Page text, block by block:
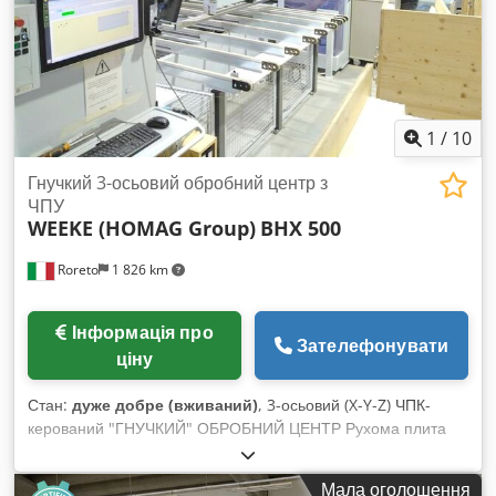
1 / 10
Roreto 1 826 km
Гнучкий 3-осьовий обробний центр з
ЧПУ
WEEKE (HOMAG Group) BHX 500
ціну
Зателефонувати
Стан: дуже добре (вживаний), 3-осьовий (X-Y-Z) ЧПК-
керований "ГНУЧКИЙ" ОБРОБНИЙ ЦЕНТР Рухома плита
(заготовка), статична робоча головка – горизонтальна плита
(заготовка) Управління: PowerControl PC86 power Touch
Мала оголошення